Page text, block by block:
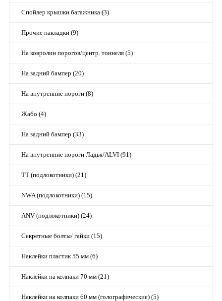
Спойлер крышки багажника (3)
Прочие накладки (9)
На ковролин порогов/центр. тоннеля (5)
На задний бампер (20)
На внутренние пороги (8)
Жабо (4)
На задний бампер (33)
На внутренние пороги Ладья/ALVI (91)
TT (подлокотники) (21)
NWA (подлокотники) (15)
ANV (подлокотники) (24)
Секретные болты/ гайки (15)
Наклейки пластик 55 мм (6)
Наклейки на колпаки 70 мм (21)
Наклейки на колпаки 60 мм (голографические) (5)